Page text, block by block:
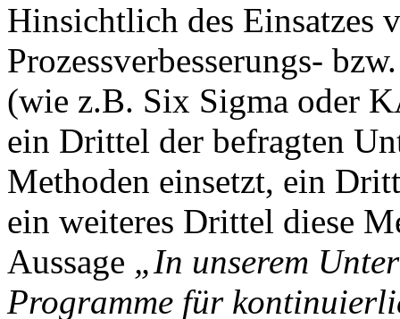
Hinsichtlich des Einsatzes
Prozessverbesserungs-
(wie z.B. Six Sigma oder
ein Drittel der befragten
Methoden einsetzt, ein
ein weiteres Drittel diese
Aussage „In unserem
Programme für